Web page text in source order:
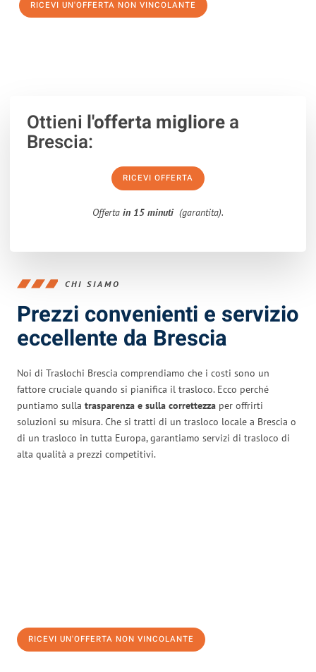
RICEVI UN'OFFERTA NON VINCOLANTE
Ottieni l'offerta migliorea
Brescia:
RICEVI OFFERTA
Offerta in 15 minuti (garantita).
CHI SIAMO
Prezzi convenienti e servizio
eccellente da Brescia
Noi di Traslochi Brescia comprendiamo che i costi sono un
fattore cruciale quando si pianifica il trasloco. Ecco perché
puntiamo sulla trasparenza e sulla correttezza per offrirti
soluzioni su misura. Che si tratti di un trasloco locale a Brescia o
di un trasloco in tutta Europa, garantiamo servizi di trasloco di
alta qualità a prezzi competitivi.
RICEVI UN'OFFERTA NON VINCOLANTE